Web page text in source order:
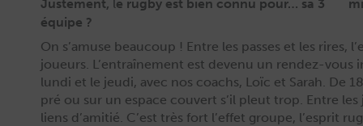
Justement, le rugby est bien connu pour… sa 3
équipe ?
On s’amuse beau­coup ! Entre les pass­es et les rires,
joueurs. L’entraînement est devenu un ren­dez-vous
lun­di et le jeu­di, avec nos coachs, Loïc et Sarah. De
pré ou sur un espace cou­vert s’il pleut trop. Entre
liens d’amitié. C’est très fort l’effet groupe, l’esprit